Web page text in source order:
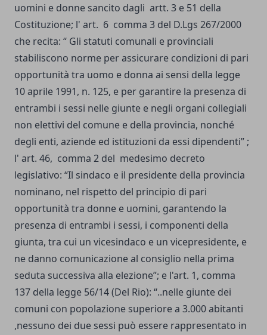
uomini e donne sancito dagli artt. 3 e 51 della
Costituzione; l' art. 6 comma 3 del D.Lgs 267/2000
che recita: “ Gli statuti comunali e provinciali
stabiliscono norme per assicurare condizioni di pari
opportunità tra uomo e donna ai sensi della legge
10 aprile 1991, n. 125, e per garantire la presenza di
entrambi i sessi nelle giunte e negli organi collegiali
non elettivi del comune e della provincia, nonché
degli enti, aziende ed istituzioni da essi dipendenti” ;
l' art. 46, comma 2 del medesimo decreto
legislativo: “Il sindaco e il presidente della provincia
nominano, nel rispetto del principio di pari
opportunità tra donne e uomini, garantendo la
presenza di entrambi i sessi, i componenti della
giunta, tra cui un vicesindaco e un vicepresidente, e
ne danno comunicazione al consiglio nella prima
seduta successiva alla elezione”; e l'art. 1, comma
137 della legge 56/14 (Del Rio): “..nelle giunte dei
comuni con popolazione superiore a 3.000 abitanti
,nessuno dei due sessi può essere rappresentato in